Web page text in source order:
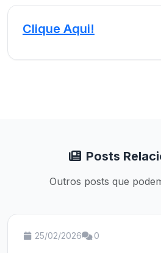
Clique Aqui!
Posts
Outros posts que
25/02/2026 0